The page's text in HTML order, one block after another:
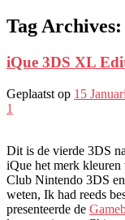
Tag Archives:
iQue 3DS XL
Geplaatst op 15
1
Dit is de vierde 3DS
iQue het merk
Club Nintendo 3DS
weten, Ik had reeds
presenteerde de